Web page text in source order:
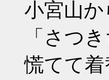
小宮山
「さつ
慌てて